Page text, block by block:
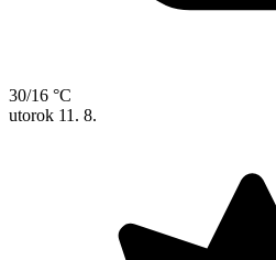
30/16 °C
utorok 11. 8.